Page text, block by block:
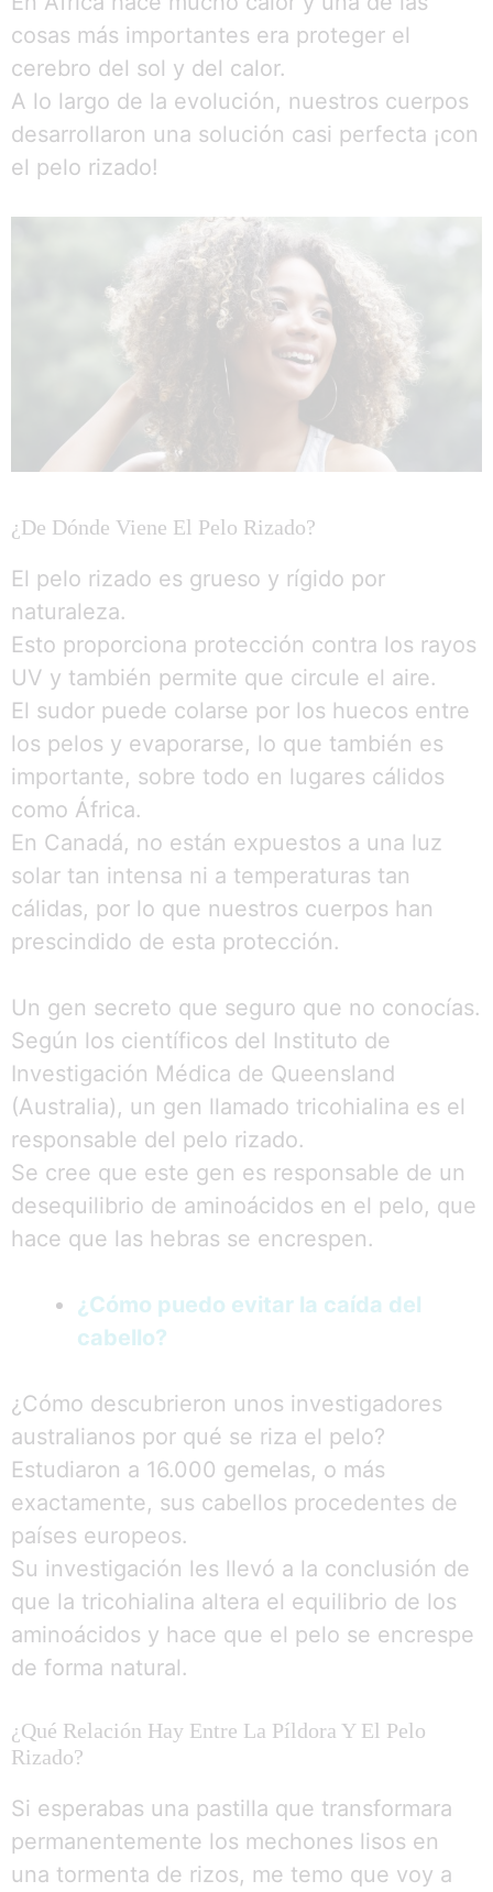
cosas más importantes era proteger el
cerebro del sol y del calor.
A lo largo de la evolución, nuestros cuerpos
desarrollaron una solución casi perfecta ¡con
el pelo rizado!
¿De Dónde Viene El Pelo Rizado?
El pelo rizado es grueso y rígido por
naturaleza.
Esto proporciona protección contra los rayos
UV y también permite que circule el aire.
El sudor puede colarse por los huecos entre
los pelos y evaporarse, lo que también es
importante, sobre todo en lugares cálidos
como África.
En Canadá, no están expuestos a una luz
solar tan intensa ni a temperaturas tan
cálidas, por lo que nuestros cuerpos han
prescindido de esta protección.
Un gen secreto que seguro que no conocías.
Según los científicos del Instituto de
Investigación Médica de Queensland
(Australia), un gen llamado tricohialina es el
responsable del pelo rizado.
Se cree que este gen es responsable de un
desequilibrio de aminoácidos en el pelo, que
hace que las hebras se encrespen.
¿Cómo puedo evitar la caída del
cabello?
¿Cómo descubrieron unos investigadores
australianos por qué se riza el pelo?
Estudiaron a 16.000 gemelas, o más
exactamente, sus cabellos procedentes de
países europeos.
Su investigación les llevó a la conclusión de
que la tricohialina altera el equilibrio de los
aminoácidos y hace que el pelo se encrespe
de forma natural.
¿Qué Relación Hay Entre La Píldora Y El Pelo
Rizado?
Si esperabas una pastilla que transformara
permanentemente los mechones lisos en
una tormenta de rizos, me temo que voy a